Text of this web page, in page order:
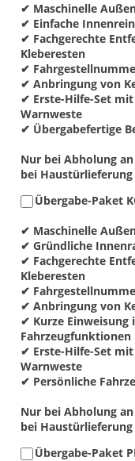
✔ Maschinelle
✔ Einfache
✔ Fachgerechte
Kleberesten
✔
✔ Anbringung von
✔ Erste-Hilfe-Set
Warnweste
✔ Übergabefertige
Nur bei Abholung
bei
Übergabe-Paket
✔ Maschinelle
✔ Gründliche
✔ Fachgerechte
Kleberesten
✔
✔ Anbringung von
✔ Kurze
Fahrzeugfunktionen
✔ Erste-Hilfe-Set
Warnweste
✔ Persönliche
Nur bei Abholung
bei
Übergabe-Paket